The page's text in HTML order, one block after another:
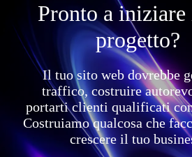
Pronto a
progetto?
Il tuo sito web dovrebbe
traffico, costruire
portarti clienti qualificati
Costruiamo qualcosa che
crescere il tuo